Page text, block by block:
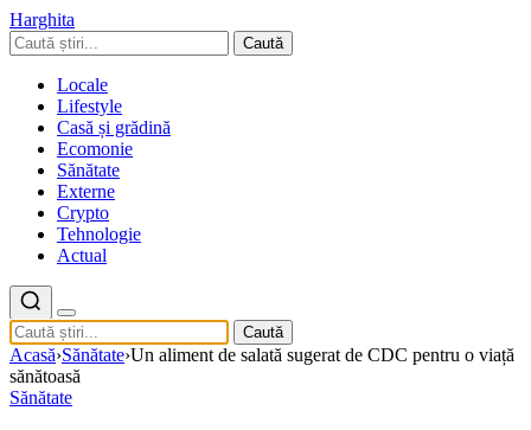
Harghita
Caută
Locale
Lifestyle
Casă și grădină
Ecomonie
Sănătate
Externe
Crypto
Tehnologie
Actual
Caută
Acasă›Sănătate›Un aliment de salată sugerat de CDC pentru o viață
sănătoasă
Sănătate